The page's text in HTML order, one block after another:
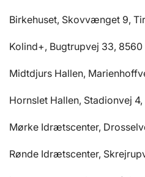
Birkehuset, Skovvænget 9,
Kolind+, Bugtrupvej 33, 8560
Midtdjurs Hallen,
Hornslet Hallen, Stadionvej
Mørke Idrætscenter,
Rønde Idrætscenter,